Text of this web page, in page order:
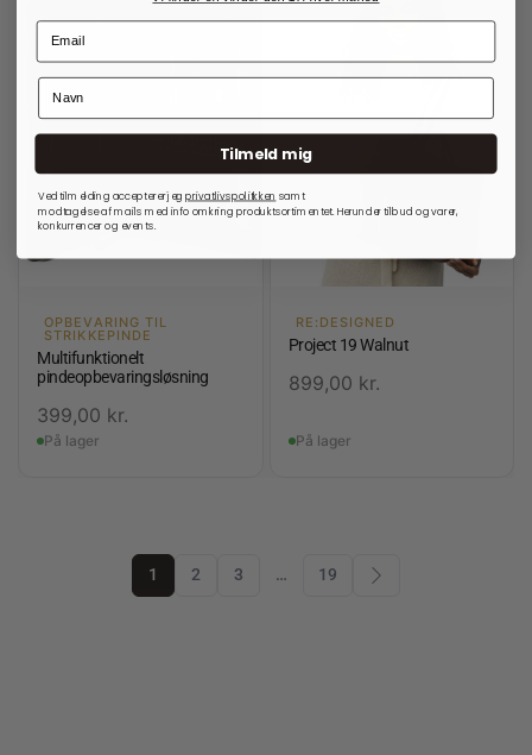
OPBEVARING TIL
STRIKKEPINDE
Multifunktionelt
pindeopbevaringsløsning
399,00 kr.
På lager
RE:DESIGNED
Project 19 Walnut
899,00 kr.
På lager
1 2 3 … 19
Tilmeld mig
Ved tilmelding accepterer jegprivatlivspolitkken samt
modtagelse af mails med info omkring produktsortimentet. Herunder tilbud og varer,
konkurrencer og events.